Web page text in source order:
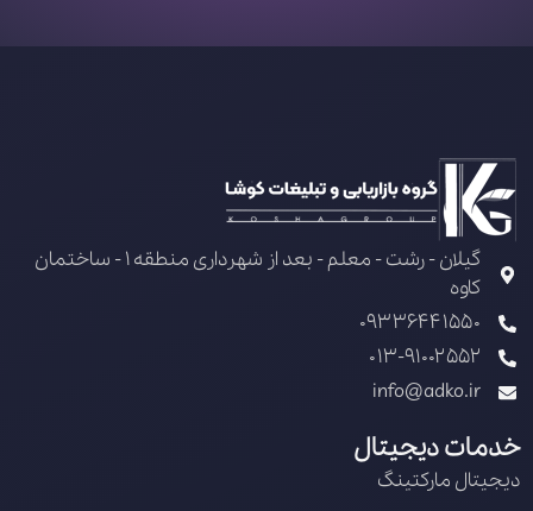
گیلان - رشت - معلم - بعد از شهرداری منطقه 1 - ساختمان
کاوه
09336441550
013-91002552
info@adko.ir
خدمات دیجیتال
دیجیتال مارکتینگ